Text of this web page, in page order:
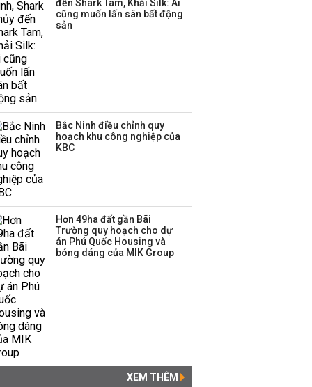
Thị trường thường
đến Shark Tam, Khải Silk: Ai
cũng muốn lấn sân bất động
sản
Bắc Ninh điều chỉnh quy
hoạch khu công nghiệp của
KBC
Hơn 49ha đất gần Bãi
Trường quy hoạch cho dự
án Phú Quốc Housing và
bóng dáng của MIK Group
XEM THÊM